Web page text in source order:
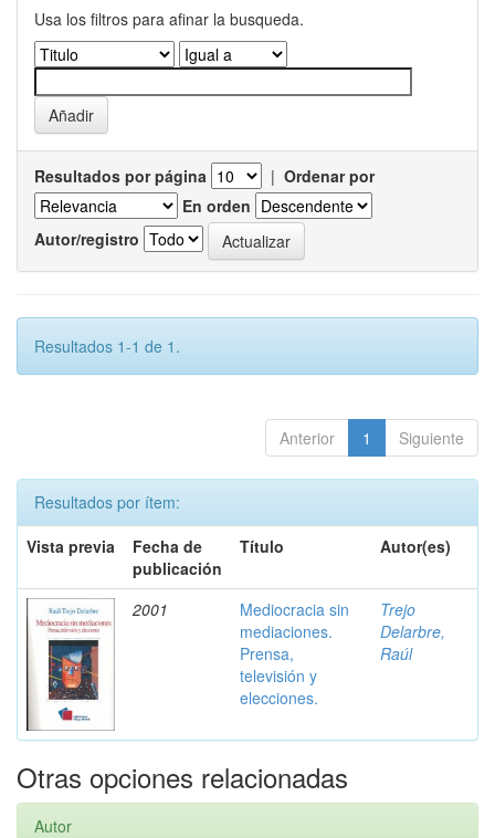
Usa los filtros para afinar la busqueda.
Resultados por página | Ordenar por
En orden
Autor/registro
Resultados 1-1 de 1.
Anterior 1 Siguiente
Resultados por ítem:
Vista previa
Fecha de
publicación
Título Autor(es)
2001
Mediocracia sin
mediaciones.
Prensa,
televisión y
elecciones.
Trejo
Delarbre,
Raúl
Otras opciones relacionadas
Autor